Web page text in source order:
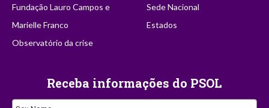
Fundação Lauro Campos e
Marielle Franco
Observatório da crise
Sede Nacional
Estados
Receba informações do PSOL